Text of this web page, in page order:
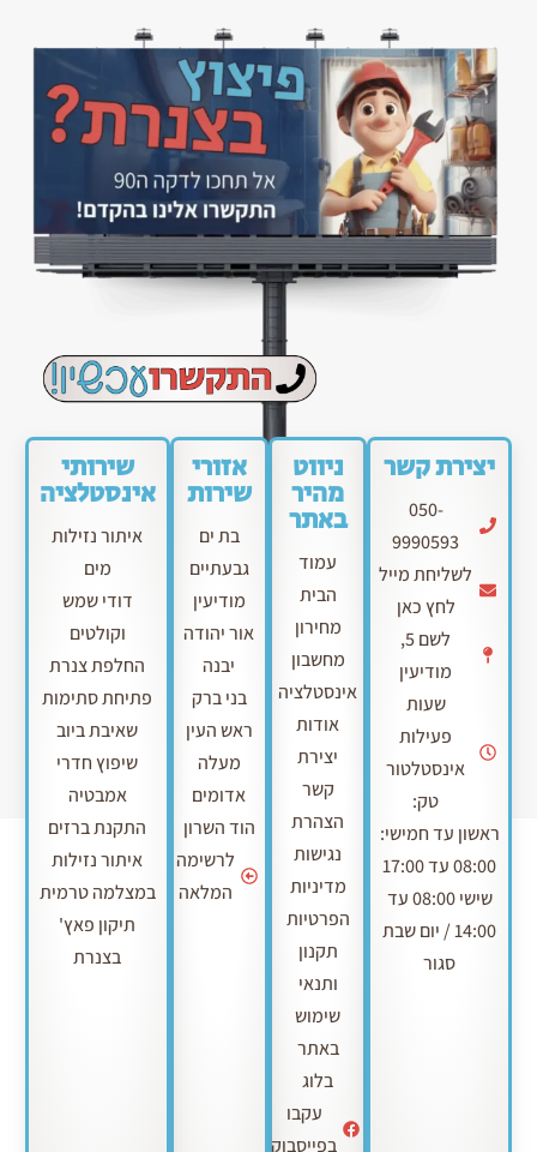
ניווט
מהיר
באתר
עמוד
הבית
מחירון
מחשבון
אינסטלציה
אודות
יצירת
קשר
הצהרת
נגישות
מדיניות
הפרטיות
תקנון
ותנאי
שימוש
באתר
בלוג
עקבו
בפייסבוק
יצירת קשר
050-
9990593
לשליחת מייל
לחץ כאן
לשם 5,
מודיעין
שעות
פעילות
אינסטלטור
טק:
ראשון עד חמישי:
08:00 עד 17:00
שישי 08:00 עד
14:00 / יום שבת
סגור
אזורי
שירות
בת ים
גבעתיים
מודיעין
אור יהודה
יבנה
בני ברק
ראש העין
מעלה
אדומים
הוד השרון
לרשימה
המלאה
שירותי
אינסטלציה
איתור נזילות
מים
דודי שמש
וקולטים
החלפת צנרת
פתיחת סתימות
שאיבת ביוב
שיפוץ חדרי
אמבטיה
התקנת ברזים
איתור נזילות
במצלמה טרמית
תיקון פאץ'
בצנרת